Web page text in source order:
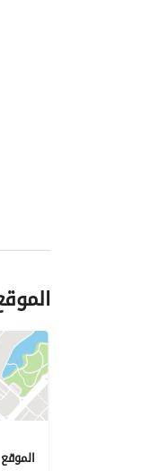
الموقع